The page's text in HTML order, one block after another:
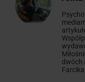
dwóch
Farcika.